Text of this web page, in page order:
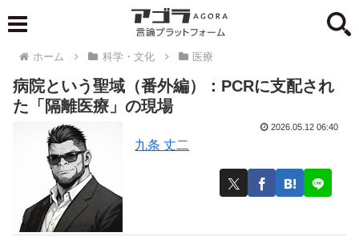
ホーム 科学・文化 医療
病院という聖域（番外編）：PCRに支配され
た「隔離医療」の現場
九条 丈二
2026.05.12 06:40